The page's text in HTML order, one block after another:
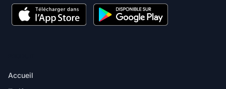
Accueil